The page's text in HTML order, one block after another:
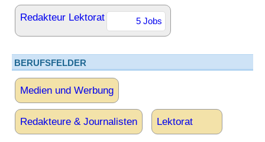
Redakteur Lektorat 5 Jobs
BERUFSFELDER
Medien und Werbung
Redakteure & Journalisten Lektorat